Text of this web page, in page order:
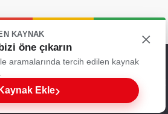
iyi deneyimi sunabilmemiz için çerezleri
kullanmaya devam ederseniz, bunu kabul
Tamam
KAYNAK
öne çıkarın
aramalarında tercih edilen kaynak
Kaynak Ekle›
×